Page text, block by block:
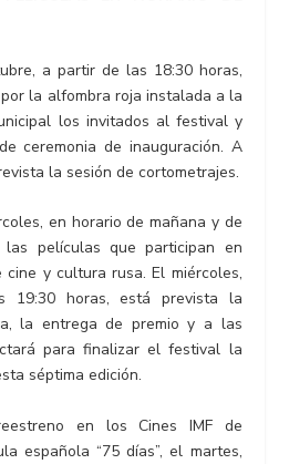
a partir de las 18:30 horas,
la alfombra roja instalada a la
los invitados al festival y
ceremonia de inauguración. A
la sesión de cortometrajes.
en horario de mañana y de
películas que participan en
y cultura rusa. El miércoles,
19:30 horas, está prevista la
la entrega de premio y a las
para finalizar el festival la
séptima edición.
en los Cines IMF de
española “75 días”, el martes,